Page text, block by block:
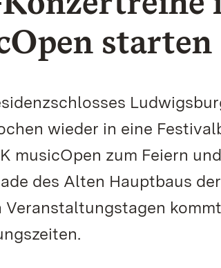
wieder in eine
musicOpen zum Feiern
des Alten Hauptbaus